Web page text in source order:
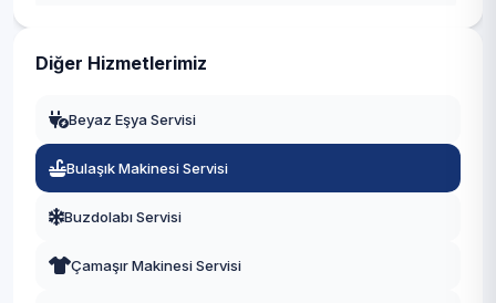
Diğer Hizmetlerimiz
Beyaz Eşya Servisi
Bulaşık Makinesi Servisi
Buzdolabı Servisi
Çamaşır Makinesi Servisi